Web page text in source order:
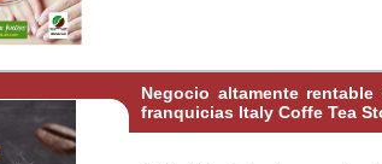
Negocio altamente
franquicias Italy Coffe Tea